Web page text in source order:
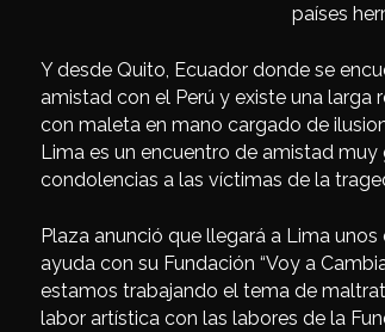
países
Y desde Quito, Ecuador donde se
amistad con el Perú y existe una larga
con maleta en mano cargado de
Lima es un encuentro de amistad
condolencias a las víctimas de la
Plaza anunció que llegará a Lima
ayuda con su Fundación “Voy a
estamos trabajando el tema de
labor artística con las labores de la